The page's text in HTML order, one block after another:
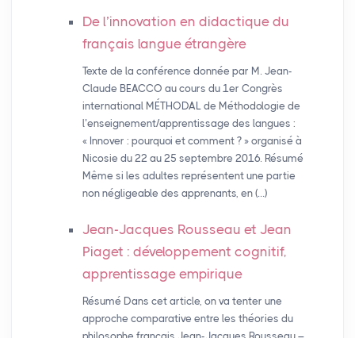
De l’innovation en didactique du
français langue étrangère
Texte de la conférence donnée par M. Jean-
Claude BEACCO au cours du 1er Congrès
international MÉTHODAL de Méthodologie de
l’enseignement/apprentissage des langues :
« Innover : pourquoi et comment ? » organisé à
Nicosie du 22 au 25 septembre 2016. Résumé
Même si les adultes représentent une partie
non négligeable des apprenants, en (…)
Jean-Jacques Rousseau et Jean
Piaget : développement cognitif,
apprentissage empirique
Résumé Dans cet article, on va tenter une
approche comparative entre les théories du